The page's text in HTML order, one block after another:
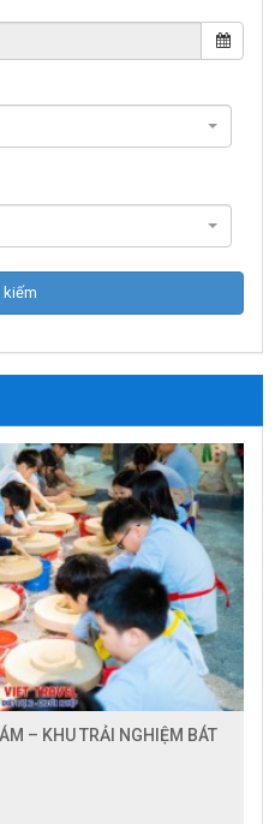
– KHU TRẢI NGHIỆM BÁT